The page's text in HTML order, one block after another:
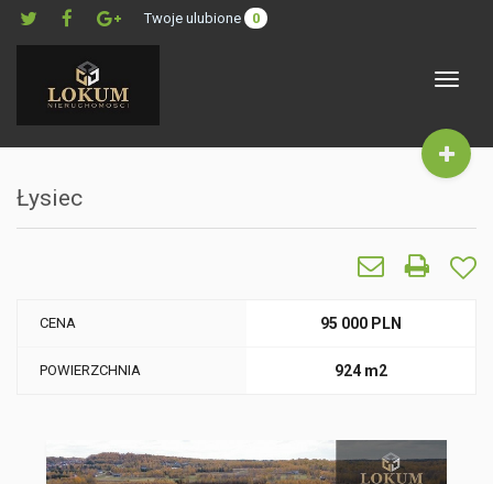
Twoje ulubione 0
Toggle
Łysiec
CENA 95 000 PLN
POWIERZCHNIA 924 m2